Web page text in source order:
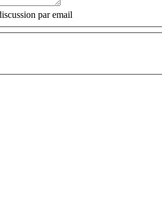
par email